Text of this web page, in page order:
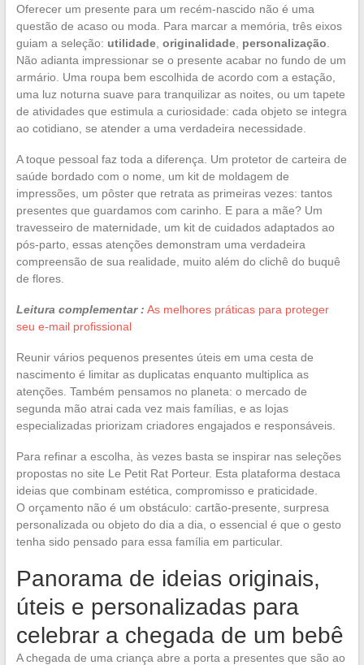
Oferecer um presente para um recém-nascido não é uma
questão de acaso ou moda. Para marcar a memória, três eixos
guiam a seleção: utilidade, originalidade, personalização
Não adianta impressionar se o presente acabar no fundo de um
armário. Uma roupa bem escolhida de acordo com a estação,
uma luz noturna suave para tranquilizar as noites, ou um tapete
de atividades que estimula a curiosidade: cada objeto se integra
ao cotidiano, se atender a uma verdadeira necessidade.
A toque pessoal faz toda a diferença. Um protetor de carteira de
saúde bordado com o nome, um kit de moldagem de
impressões, um pôster que retrata as primeiras vezes: tantos
presentes que guardamos com carinho. E para a mãe? Um
travesseiro de maternidade, um kit de cuidados adaptados ao
pós-parto, essas atenções demonstram uma verdadeira
compreensão de sua realidade, muito além do clichê do buquê
de flores.
Leitura complementar : As melhores práticas para proteger
seu e-mail profissional
Reunir vários pequenos presentes úteis em uma cesta de
nascimento é limitar as duplicatas enquanto multiplica as
atenções. Também pensamos no planeta: o mercado de
segunda mão atrai cada vez mais famílias, e as lojas
especializadas priorizam criadores engajados e responsáveis.
Para refinar a escolha, às vezes basta se inspirar nas seleções
propostas no site Le Petit Rat Porteur. Esta plataforma destaca
ideias que combinam estética, compromisso e praticidade.
O orçamento não é um obstáculo: cartão-presente, surpresa
personalizada ou objeto do dia a dia, o essencial é que o gesto
tenha sido pensado para essa família em particular.
Panorama de ideias originais,
úteis e personalizadas para
celebrar a chegada de um bebê
A chegada de uma criança abre a porta a presentes que são ao